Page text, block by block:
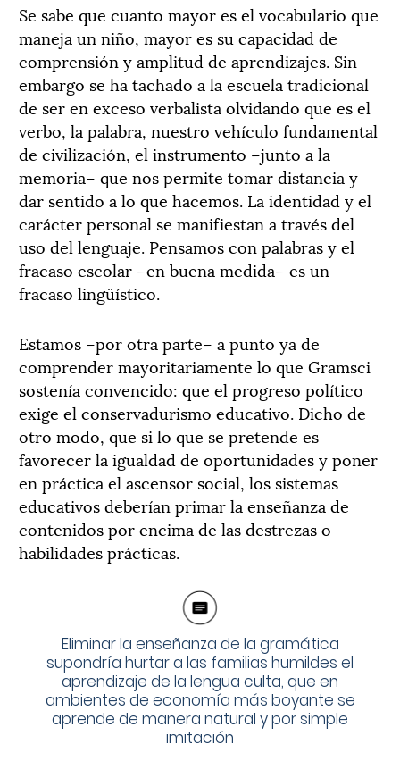
Se sabe que cuanto mayor es el vocabulario que
maneja un niño, mayor es su capacidad de
comprensión y amplitud de aprendizajes. Sin
embargo se ha tachado a la escuela tradicional
de ser en exceso verbalista olvidando que es el
verbo, la palabra, nuestro vehículo fundamental
de civilización, el instrumento –junto a la
memoria– que nos permite tomar distancia y
dar sentido a lo que hacemos. La identidad y el
carácter personal se manifiestan a través del
uso del lenguaje. Pensamos con palabras y el
fracaso escolar –en buena medida– es un
fracaso lingüístico.
Estamos –por otra parte– a punto ya de
comprender mayoritariamente lo que Gramsci
sostenía convencido: que el progreso político
exige el conservadurismo educativo. Dicho de
otro modo, que si lo que se pretende es
favorecer la igualdad de oportunidades y poner
en práctica el ascensor social, los sistemas
educativos deberían primar la enseñanza de
contenidos por encima de las destrezas o
habilidades prácticas.
Eliminar la enseñanza de la gramática
supondría hurtar a las familias humildes el
aprendizaje de la lengua culta, que en
ambientes de economía más boyante se
aprende de manera natural y por simple
imitación